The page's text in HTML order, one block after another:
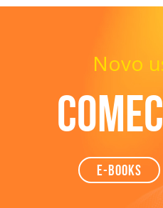
Novo
e-books